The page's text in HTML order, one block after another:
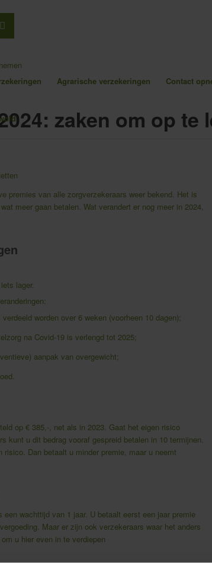
Agrarische verzekeringen Contact
zaken om op te
premies van alle zorgverzekeraars weer bekend. Het is
meer gaan betalen. Wat verandert er nog meer in 2024,
lager.
worden over 6 weken (voorheen 10 dagen);
na Covid-19 is verlengd tot 2025;
aanpak van overgewicht;
op € 385,-, net als in 2023. Gaat het eigen risico
kunt u dit bedrag vooraf gespreid betalen in 10 termijnen.
Dan betaalt u minder premie, maar u neemt
wachttijd van 1 jaar. U betaalt eerst een jaar premie
Maar er zijn ook verzekeraars waar het anders
u hier even in te verdiepen